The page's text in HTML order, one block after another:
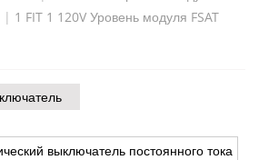
| 1 FIT 1 120V Уровень модуля FSAT
выключатель постоянного тока